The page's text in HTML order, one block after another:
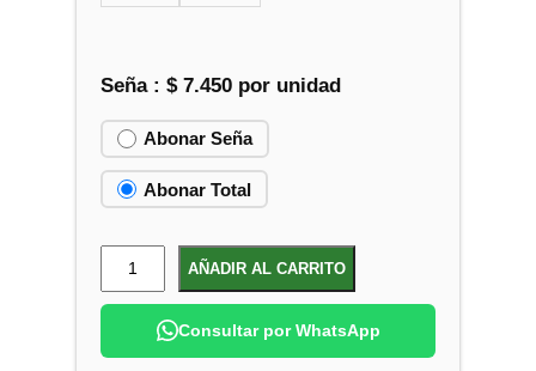
Seña : $7.450por unidad
Abonar Total
Abonar Seña
u
b
AÑADIR AL CARRITO
Consultar por WhatsApp